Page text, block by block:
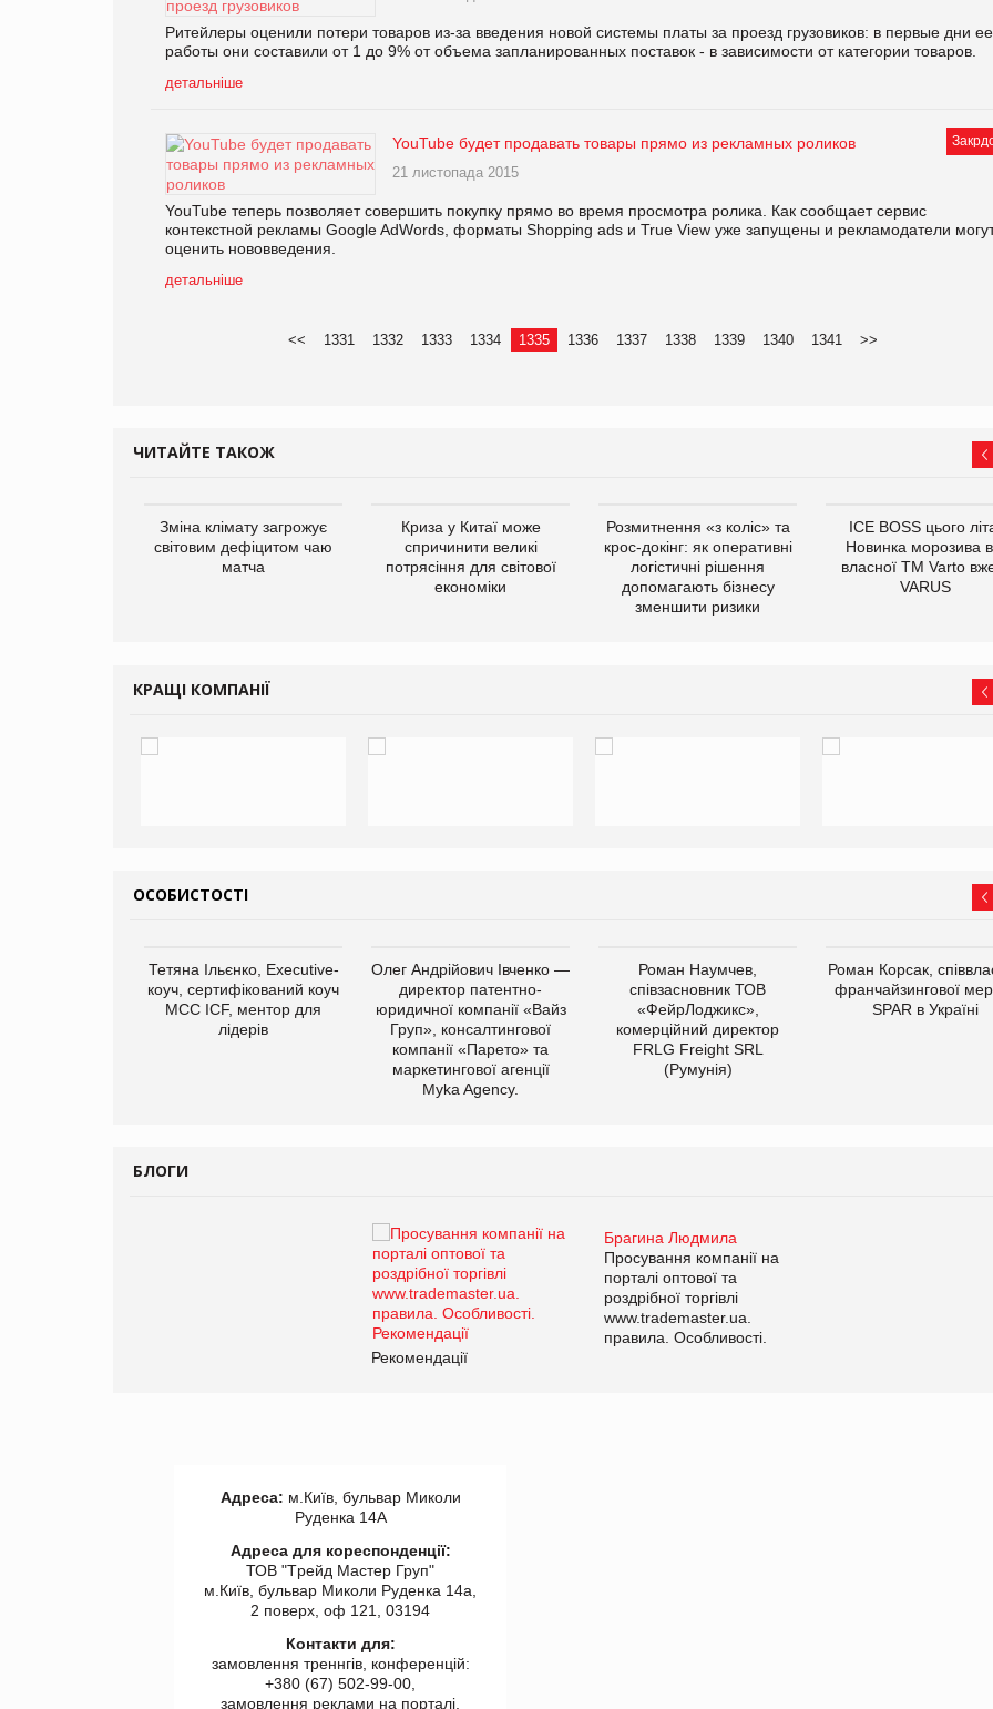
Ритейлеры оценили потери товаров из-за введения новой системы платы за проезд грузовиков: в первые дни ее
работы они составили от 1 до 9% от объема запланированных поставок - в зависимости от категории товаров.
детальніше
YouTube будет продавать товары прямо из рекламных роликов
21 листопада 2015
YouTube теперь позволяет совершить покупку прямо во время просмотра ролика. Как сообщает сервис
контекстной рекламы Google AdWords, форматы Shopping ads и True View уже запущены и рекламодатели
оценить нововведения.
детальніше
<< 1331 1332 1333 1334 1335 1336 1337 1338 1339 1340 1341 >>
ЧИТАЙТЕ ТАКОЖ
Зміна клімату загрожує
світовим дефіцитом чаю
матча
Криза у Китаї може
спричинити великі
потрясіння для світової
економіки
Розмитнення «з коліс» та
крос-докінг: як оперативні
логістичні рішення
допомагають бізнесу
зменшити ризики
ICE BOSS цього
Новинка морозива
власної ТМ Varto
VARUS
КРАЩІ КОМПАНІЇ
ОСОБИСТОСТІ
Тетяна Ільєнко, Executive-
коуч, сертифікований коуч
МСС ICF, ментор для
лідерів
Олег Андрійович Івченко —
директор патентно-
юридичної компанії «Вайз
Груп», консалтингової
компанії «Парето» та
маркетингової агенції
Myka Agency.
Роман Наумчев,
співзасновник ТОВ
«ФейрЛоджикс»,
комерційний директор
FRLG Freight SRL
(Румунія)
Роман Корсак,
франчайзингової
SPAR в Україні
БЛОГИ
Брагина Людмила
Просування компанії на
порталі оптової та
роздрібної торгівлі
www.trademaster.ua.
правила. Особливості.
Рекомендації
Адреса: м.Київ, бульвар Миколи
Руденка 14А
Адреса для кореспонденції:
ТОВ "Tрейд Мастер Груп"
м.Київ, бульвар Миколи Руденка 14а,
2 поверх, оф 121, 03194
Контакти для:
замовлення треннгів, конференцій:
+380 (67) 502-99-00,
замовлення реклами на порталі,